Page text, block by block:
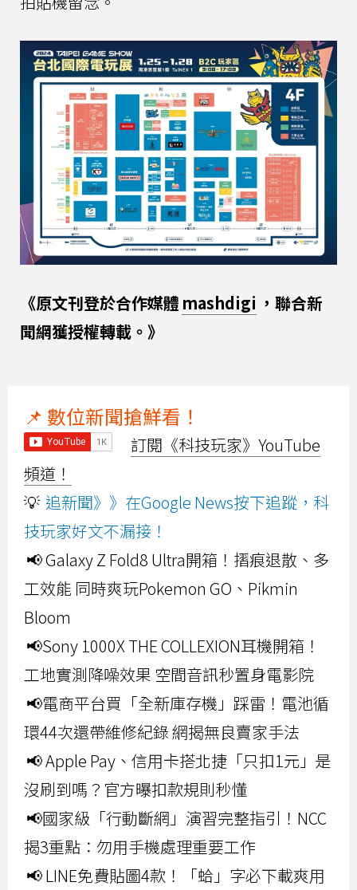
《原文刊登於合作媒體 mashdigi ，聯合新
聞網獲授權轉載。》
📌 數位新聞搶鮮看！
訂閱《科技玩家》YouTube
頻道！
💡 追新聞》》在Google News按下追蹤，科
技玩家好文不漏接！
📢 Galaxy Z Fold8 Ultra開箱！摺痕退散、多
工效能 同時爽玩Pokemon GO、Pikmin
Bloom
📢Sony 1000X THE COLLEXION耳機開箱！
工地實測降噪效果 空間音訊秒置身電影院
📢電商平台買「全新庫存機」踩雷！電池循
環44次還帶維修紀錄 網揭無良賣家手法
📢 Apple Pay、信用卡搭北捷「只扣1元」是
沒刷到嗎？官方曝扣款規則秒懂
📢國家級「行動斷網」演習完整指引！NCC
揭3重點：勿用手機處理重要工作
📢 LINE免費貼圖4款！「蛤」字必下載爽用